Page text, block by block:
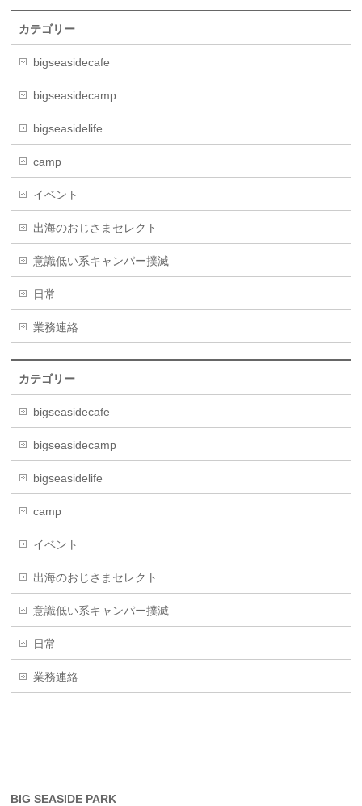
カテゴリー
bigseasidecafe
bigseasidecamp
bigseasidelife
camp
イベント
出海のおじさまセレクト
意識低い系キャンパー撲滅
日常
業務連絡
カテゴリー
bigseasidecafe
bigseasidecamp
bigseasidelife
camp
イベント
出海のおじさまセレクト
意識低い系キャンパー撲滅
日常
業務連絡
BIG SEASIDE PARK